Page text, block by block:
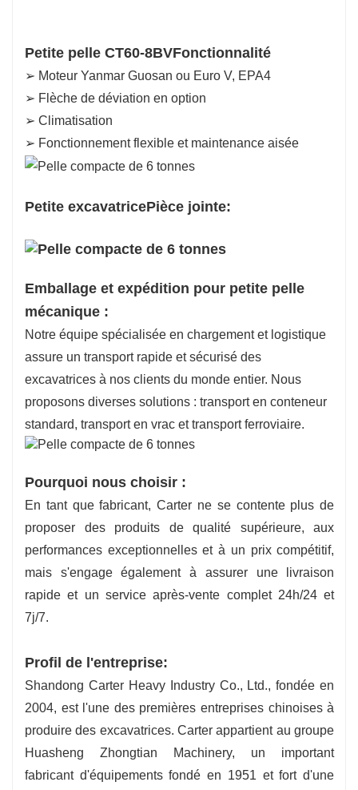
Petite pelle CT60-8BVFonctionnalité
➢ Moteur Yanmar Guosan ou Euro V, EPA4
➢ Flèche de déviation en option
➢ Climatisation
➢ Fonctionnement flexible et maintenance aisée
Petite excavatricePièce jointe:
Emballage et expédition pour petite pelle
mécanique :
Notre équipe spécialisée en chargement et logistique
assure un transport rapide et sécurisé des
excavatrices à nos clients du monde entier. Nous
proposons diverses solutions : transport en conteneur
standard, transport en vrac et transport ferroviaire.
Pourquoi nous choisir :
En tant que fabricant, Carter ne se contente plus de
proposer des produits de qualité supérieure, aux
performances exceptionnelles et à un prix compétitif,
mais s'engage également à assurer une livraison
rapide et un service après-vente complet 24h/24 et
7j/7.
Profil de l'entreprise:
Shandong Carter Heavy Industry Co., Ltd., fondée en
2004, est l'une des premières entreprises chinoises à
produire des excavatrices. Carter appartient au groupe
Huasheng Zhongtian Machinery, un important
fabricant d'équipements fondé en 1951 et fort d'une